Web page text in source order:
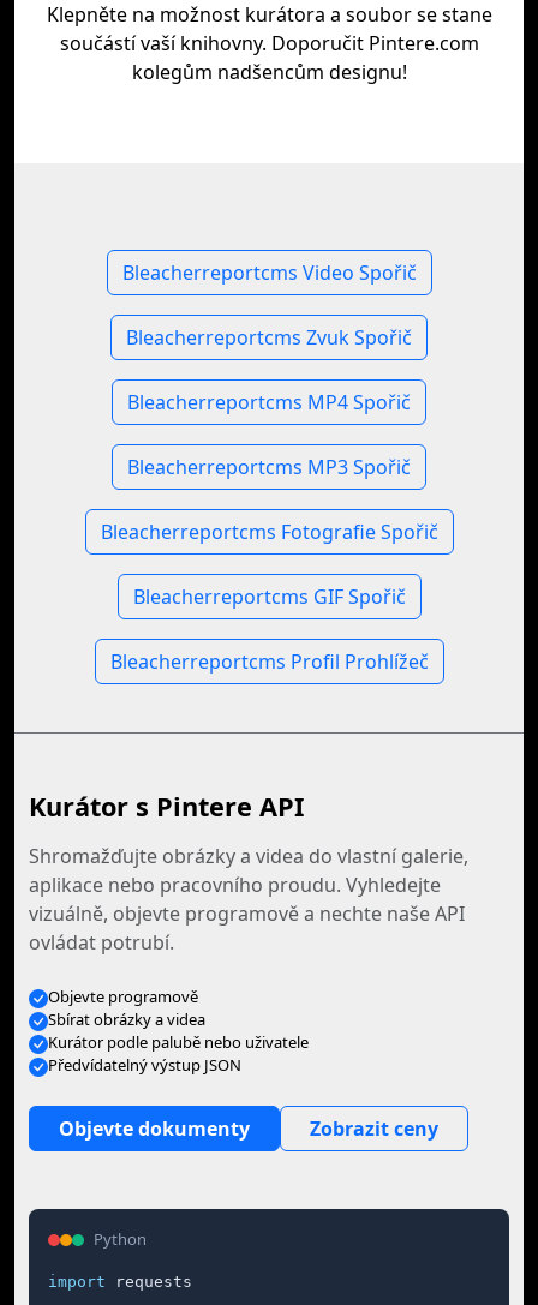
Klepněte na možnost kurátora a soubor se stane
součástí vaší knihovny. Doporučit Pintere.com
kolegům nadšencům designu!
Bleacherreportcms Video Spořič
Bleacherreportcms Zvuk Spořič
Bleacherreportcms MP4 Spořič
Bleacherreportcms MP3 Spořič
Bleacherreportcms Fotografie Spořič
Bleacherreportcms GIF Spořič
Bleacherreportcms Profil Prohlížeč
Kurátor s Pintere API
Shromažďujte obrázky a videa do vlastní galerie,
aplikace nebo pracovního proudu. Vyhledejte
vizuálně, objevte programově a nechte naše API
ovládat potrubí.
Objevte programově
Sbírat obrázky a videa
Kurátor podle palubě nebo uživatele
Předvídatelný výstup JSON
Objevte dokumenty Zobrazit ceny
Python
import requests